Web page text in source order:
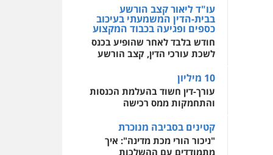
גל דהן – משרד עורך דין
פלילי
פלילי פשיעה חמורה
0544723840
גיל פרידמן – משרד עו"ד
וחקירות מחיקת רישום פלילי
0503366733
כספים ופגיעה בכבוד המקצוע
חודש בלבד לאחר שהופיע בכנס
לשכת עורכי הדין, קצב הורשע
10 מיליון
והתחמקות ממס רכישה
קטינים בסביבה מנוכרת
מתמודדים עם ההשלכות
ההרסניות של התופעה?